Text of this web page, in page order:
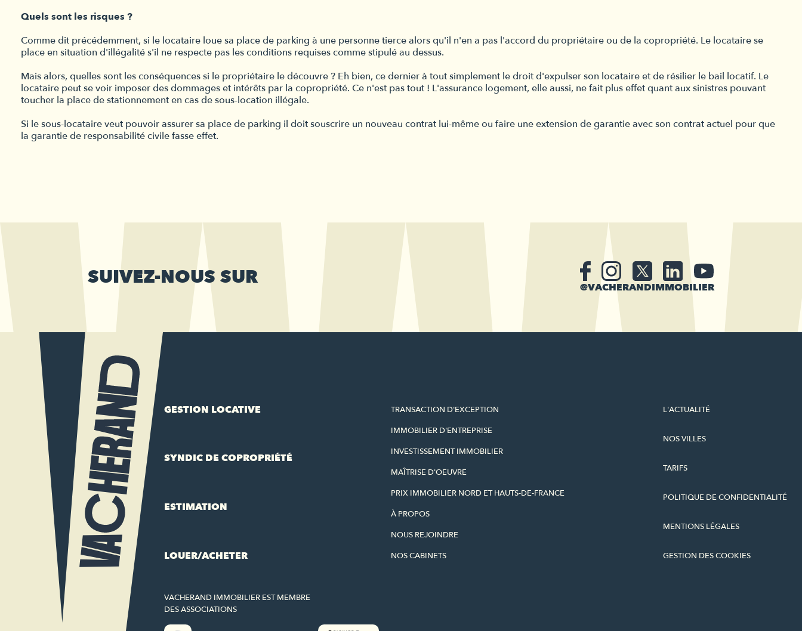
Quels sont les risques ?
Comme dit précédemment, si le locataire loue sa place de parking à une personne tierce alors qu'il n'en a pas l'accord du propriétaire ou de la copropriété. Le locataire se
place en situation d'illégalité s'il ne respecte pas les conditions requises comme stipulé au dessus.
Mais alors, quelles sont les conséquences si le propriétaire le découvre ? Eh bien, ce dernier à tout simplement le droit d'expulser son locataire et de résilier le bail locatif. Le
locataire peut se voir imposer des dommages et intérêts par la copropriété. Ce n'est pas tout ! L'assurance logement, elle aussi, ne fait plus effet quant aux sinistres pouvant
toucher la place de stationnement en cas de sous-location illégale.
Si le sous-locataire veut pouvoir assurer sa place de parking il doit souscrire un nouveau contrat lui-même ou faire une extension de garantie avec son contrat actuel pour que
la garantie de responsabilité civile fasse effet.
SUIVEZ-NOUS SUR @VACHERANDIMMOBILIER
GESTION LOCATIVE
SYNDIC DE COPROPRIÉTÉ
ESTIMATION
LOUER/ACHETER
TRANSACTION D'EXCEPTION
IMMOBILIER D'ENTREPRISE
INVESTISSEMENT IMMOBILIER
MAÎTRISE D'OEUVRE
PRIX IMMOBILIER NORD ET HAUTS-DE-FRANCE
À PROPOS
NOUS REJOINDRE
NOS CABINETS
L'ACTUALITÉ
NOS VILLES
TARIFS
POLITIQUE DE CONFIDENTIALITÉ
MENTIONS LÉGALES
GESTION DES COOKIES
VACHERAND IMMOBILIER EST MEMBRE
DES ASSOCIATIONS